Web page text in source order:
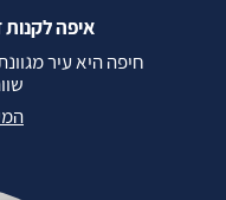
איפה
חיפה היא עיר